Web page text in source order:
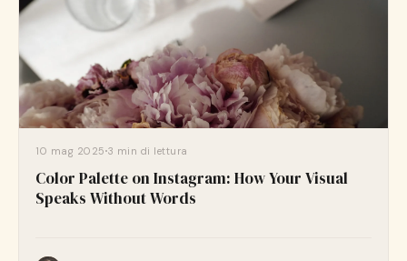
10 mag 2025 3 min di lettura
Color Palette on Instagram: How Your Visual
Speaks Without Words